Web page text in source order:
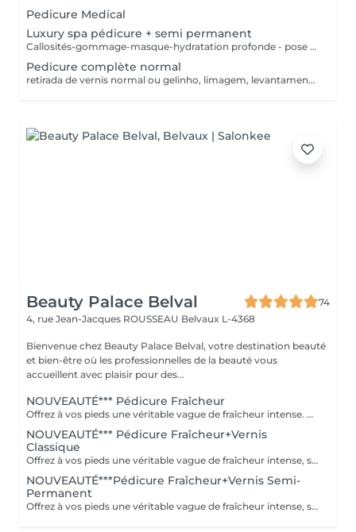
Pedicure Medical
Luxury spa pédicure + semi permanent
Callosités-gommage-masque-hydratation profonde - pose semi permanent
Pedicure complète normal
retirada de vernis normal ou gelinho, limagem, levantamento de cuticulas e retirada, exfoliaçao e retirar callosidade, pose de verniz NORMAL retrait du vernis normal ou du semi permament, limage des ongles, décollage des cutivules et retrait, gommage, traiter des callosites, pose du vernis NORMAL
Beauty Palace Belval
74
4, rue Jean-Jacques ROUSSEAU Belvaux L-4368
Bienvenue chez Beauty Palace Belval, votre destination beauté
et bien-être où les professionnelles de la beauté vous
accueillent avec plaisir pour des...
NOUVEAUTÉ*** Pédicure Fraîcheur
Offrez à vos pieds une véritable vague de fraîcheur intense. Ce rituel associe un gommage au sel et à l'amande douce, un bain effervescent relaxant et rafraîchissant, puis un soin à l'effet glacial appliqué jusqu'aux mollets. Dès l'application, une sensation de froid intense enveloppe les pieds et les jambes pour un effet frais, léger et incroyablement revigorant. Le soin incontournable de l'été pour des pieds doux et une sensation glaciale irrésistible.
NOUVEAUTÉ*** Pédicure Fraîcheur+Vernis
Classique
Offrez à vos pieds une véritable vague de fraîcheur intense, sublimée par la pose d'un vernis classique. Ce rituel associe un gommage au sel et à l'amande douce, un bain effervescent relaxant et rafraîchissant, puis un soin à l'effet glacial appliqué jusqu'aux mollets. Une sensation de froid intense et revigorante, idéale pour les pieds fatigués ou simplement pour profiter d'un pur moment de fraîcheur pendant l'été. Des pieds doux, parfaitement soignés, élégamment vernis et une sensation glaciale irrésistible.
NOUVEAUTÉ***Pédicure Fraîcheur+Vernis Semi-
Permanent
Offrez à vos pieds une véritable vague de fraîcheur intense, sublimée par la pose d'un semi-permanent longue tenue. Ce rituel associe un gommage au sel et à l'amande douce, un bain effervescent relaxant et rafraîchissant, puis un soin à l'effet glacial appliqué jusqu'aux mollets. Une sensation de froid intense et revigorante, idéale pour les pieds fatigués ou simplement pour profiter d'un pur moment de fraîcheur pendant l'été. Des pieds doux, parfaitement soignés, une couleur brillante longue tenue et une sensation glaciale irrésistible.